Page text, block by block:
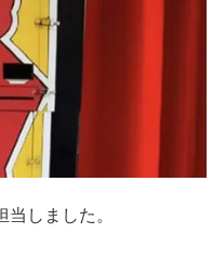
しました。